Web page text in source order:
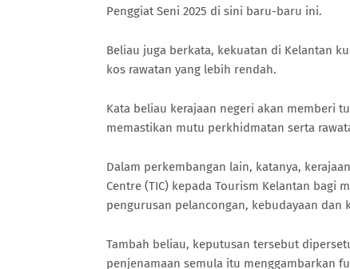
Penggiat Seni 2025 di sini baru-baru ini.
Beliau juga berkata, kekuatan di Kelantan
kos rawatan yang lebih rendah.
Kata beliau kerajaan negeri akan memberi
memastikan mutu perkhidmatan serta
Dalam perkembangan lain, katanya,
Centre (TIC) kepada Tourism Kelantan bagi
pengurusan pelancongan, kebudayaan dan
Tambah beliau, keputusan tersebut
penjenamaan semula itu menggambarkan